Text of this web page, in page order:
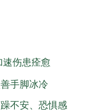
速伤患痊愈
手脚冰冷
不安、恐惧感